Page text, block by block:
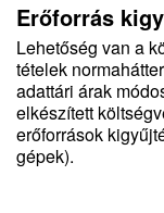
Erőforrás
Lehetőség van a
tételek
adattári árak
elkészített
erőforrások
gépek).